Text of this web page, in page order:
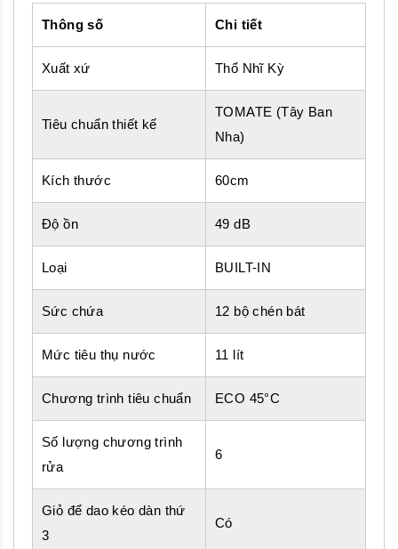
Thông số Chi tiết
Xuất xứ Thổ Nhĩ Kỳ
Tiêu chuẩn thiết kế
TOMATE (Tây Ban
Nha)
Kích thước 60cm
Độ ồn 49 dB
Loại BUILT-IN
Sức chứa 12 bộ chén bát
Mức tiêu thụ nước 11 lít
Chương trình tiêu chuẩn ECO 45°C
Số lượng chương trình
rửa
6
Giỏ để dao kéo dàn thứ
3
Có